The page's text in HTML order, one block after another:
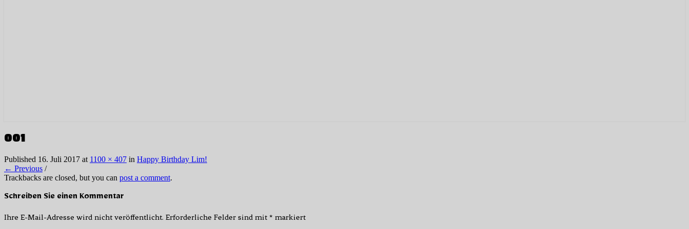
001
Published 16. Juli 2017 at 1100 × 407 in Happy Birthday Lim!
← Previous /
Trackbacks are closed, but you can post a comment.
Schreiben Sie einen Kommentar
Ihre E-Mail-Adresse wird nicht veröffentlicht. Erforderliche Felder sind mit * markiert